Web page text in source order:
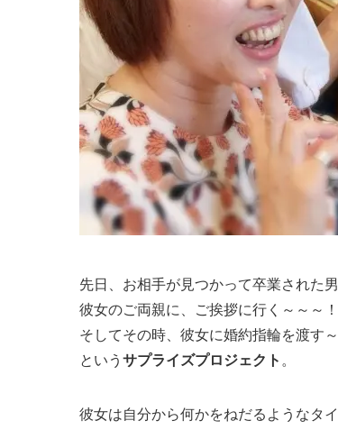
先日、お相手が見つかって卒業された男
彼女のご両親に、ご挨拶に行く～～～！
そしてその時、彼女に婚約指輪を渡す
という サプライズプロジェクト 。
彼女は自分から何かをねだるようなタ